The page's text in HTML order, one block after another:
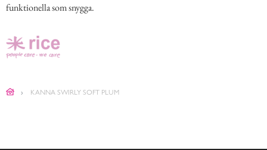
funktionella som snygga.
KANNA SWIRLY SOFT PLUM